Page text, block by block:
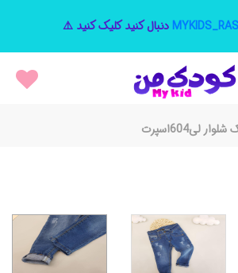
دنبال کنید کلیک کنید ⚠️
لی604اسپرت